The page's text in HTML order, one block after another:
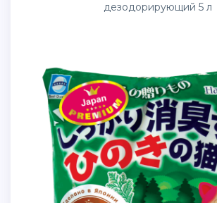
дезодорирующий 5 л